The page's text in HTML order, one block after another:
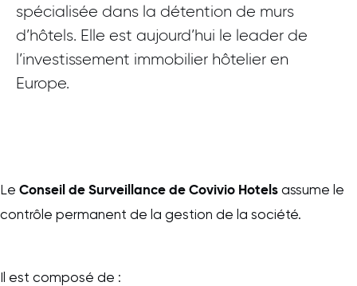
spécialisée dans la détention de murs
d’hôtels. Elle est aujourd’hui le leader de
l’investissement immobilier hôtelier en
Europe.
Le Conseil de Surveillance de Covivio Hotels assume le
contrôle permanent de la gestion de la société.
Il est composé de :